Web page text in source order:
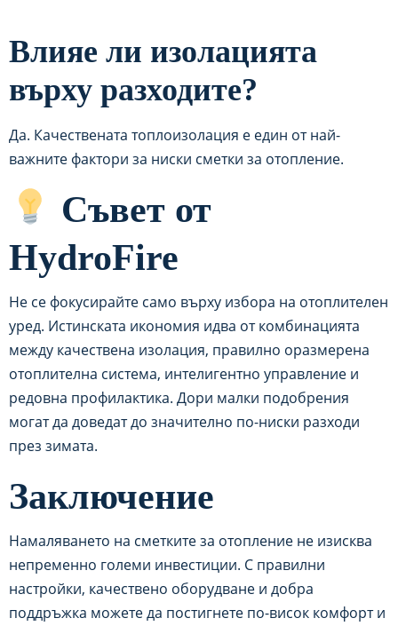
Влияе ли изолацията
върху разходите?
Да. Качествената топлоизолация е един от най-
важните фактори за ниски сметки за отопление.
Съвет от
HydroFire
Не се фокусирайте само върху избора на отоплителен
уред. Истинската икономия идва от комбинацията
между качествена изолация, правилно оразмерена
отоплителна система, интелигентно управление и
редовна профилактика. Дори малки подобрения
могат да доведат до значително по-ниски разходи
през зимата.
Заключение
Намаляването на сметките за отопление не изисква
непременно големи инвестиции. С правилни
настройки, качествено оборудване и добра
поддръжка можете да постигнете по-висок комфорт и